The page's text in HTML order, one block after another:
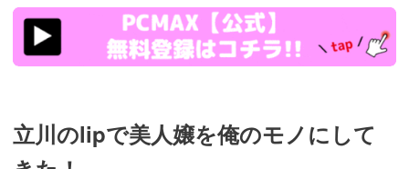
https://pcmax.jp/lp/?
ad_id=rm307152